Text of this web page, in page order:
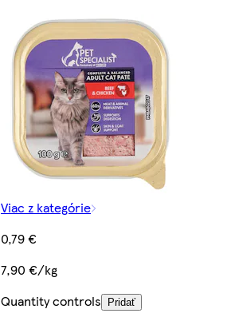
Viac z kategórie
0,79 €
7,90 €/kg
Quantity controls
Pridať